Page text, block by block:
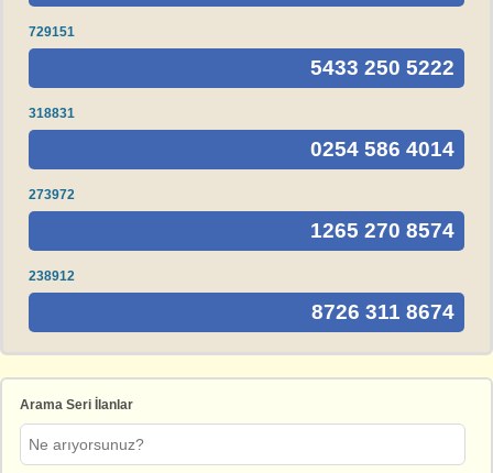
729151
5433 250 5222
318831
0254 586 4014
273972
1265 270 8574
238912
8726 311 8674
Arama Seri İlanlar